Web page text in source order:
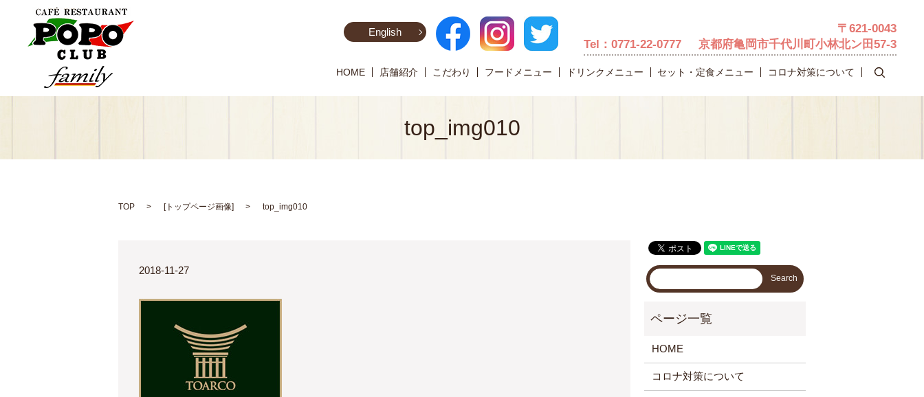
Tel： 0771-22-0777
〒621-0043
京都府亀岡市千代川町小林北ン田57-3
English
HOME 店舗紹介 こだわり フードメニュー ドリンクメニュー セット・定食メニュー コロナ対策について
top_img010
TOP [トップページ画像] top_img010
2018-11-27
HOME
コロナ対策について